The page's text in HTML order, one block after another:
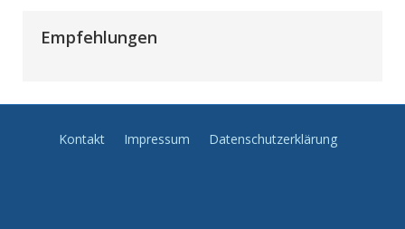
Empfehlungen
Kontakt Impressum Datenschutzerklärung